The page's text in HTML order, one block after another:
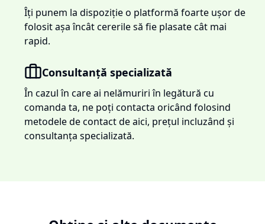
Îți punem la dispoziție o platformă foarte ușor de
folosit așa încât cererile să fie plasate cât mai
rapid.
Consultanță specializată
În cazul în care ai nelămuriri în legătură cu
comanda ta, ne poți contacta oricând folosind
metodele de contact de aici, prețul incluzând și
consultanța specializată.